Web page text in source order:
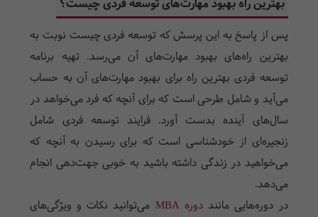
پس از پاسخ به این پرسش که توسعه فردی چیست نوبت به
بهترین راه‌های بهبود مهارت‌های آن می‌رسد. تهیه برنامه
توسعه فردی بهترین راه برای بهبود مهارت‌های آن به حساب
می‌آید و شامل طرحی است که برای آنچه که فرد می‌خواهد در
سال‌های آینده بدست آورد. فرایند توسعه فردی شامل
زنجیره‌ای از خودشناسی است که برای رسیدن به آنچه که
می‌خواهید در زندگی داشته باشید به خوبی جهت‌دهی انجام
می‌دهد.
در دوره‌هایی ماننددوره MBA
می‌توانید نکات و ویژگی‌های